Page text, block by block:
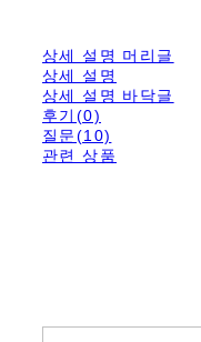
상세 설명 머리글
상세 설명
상세 설명 바닥글
후기(0)
질문(10)
관련 상품